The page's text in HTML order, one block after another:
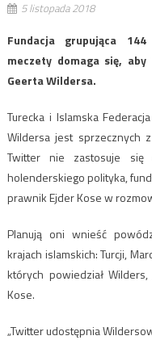
5 listopada 2018
Fundacja grupująca
meczety domaga się, aby
Geerta Wildersa.
Turecka i Islamska
Wildersa jest sprzecznych
Twitter nie zastosuje
holenderskiego polityka,
prawnik Ejder Kose w
Planują oni wnieść
krajach islamskich: Turcji,
których powiedział
Kose.
„Twitter udostępnia